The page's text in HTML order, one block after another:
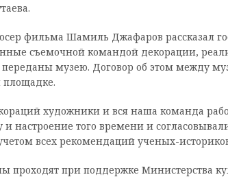
фильма Шамиль Джафаров рассказал
съемочной командой декорации,
музею. Договор об этом между
художники и вся наша команда
и настроение того времени и
всех рекомендаций ученых-
проходят при поддержке Министерства